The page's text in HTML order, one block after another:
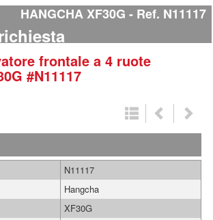
HANGCHA XF30G Ref. N11117
frontale a 4 ruote
#N11117
N11117
Hangcha
XF30G